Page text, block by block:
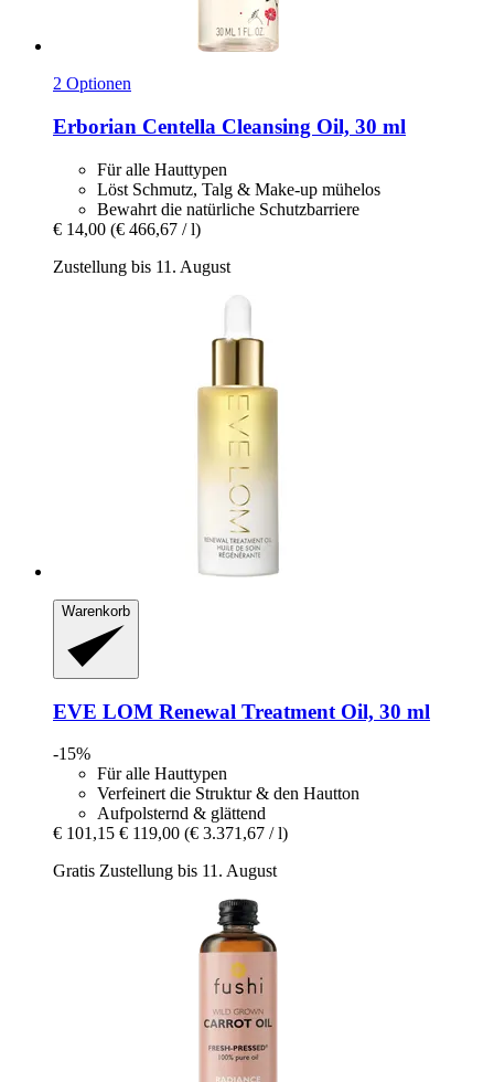
2 Optionen
Erborian Centella Cleansing Oil, 30 ml
Für alle Hauttypen
Löst Schmutz, Talg & Make-up mühelos
Bewahrt die natürliche Schutzbarriere
€ 14,00 (€ 466,67 / l)
Zustellung bis 11. August
Warenkorb
EVE LOM Renewal Treatment Oil, 30 ml
-15%
Für alle Hauttypen
Verfeinert die Struktur & den Hautton
Aufpolsternd & glättend
€ 101,15 € 119,00 (€ 3.371,67 / l)
Gratis Zustellung bis 11. August